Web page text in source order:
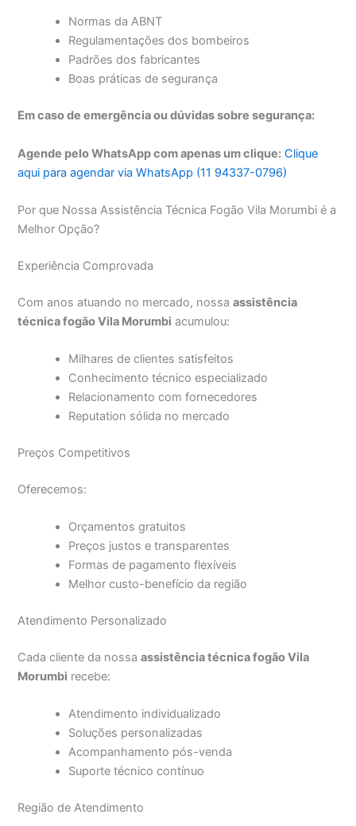
Normas da ABNT
Regulamentações dos bombeiros
Padrões dos fabricantes
Boas práticas de segurança
Em caso de emergência ou dúvidas sobre segurança:
Agende pelo WhatsApp com apenas um clique: Clique
aqui para agendar via WhatsApp (11 94337-0796)
Por que Nossa Assistência Técnica Fogão Vila Morumbi é a
Melhor Opção?
Experiência Comprovada
Com anos atuando no mercado, nossaassistência
técnica fogão Vila Morumbi acumulou:
Milhares de clientes satisfeitos
Conhecimento técnico especializado
Relacionamento com fornecedores
Reputation sólida no mercado
Preços Competitivos
Oferecemos:
Orçamentos gratuitos
Preços justos e transparentes
Formas de pagamento flexíveis
Melhor custo-benefício da região
Atendimento Personalizado
Cada cliente da nossaassistência técnica fogão Vila
Morumbi recebe:
Atendimento individualizado
Soluções personalizadas
Acompanhamento pós-venda
Suporte técnico contínuo
Região de Atendimento